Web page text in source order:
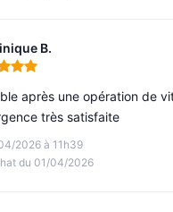
B.
5 sur 5
2026 à 11h39
du 01/04/2026
après une opération de
très satisfaite